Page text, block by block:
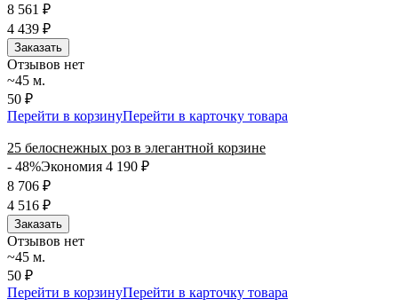
8 561 ₽
4 439 ₽
Заказать
Отзывов нет
~45 м.
50 ₽
Перейти в корзинуПерейти в карточку товара
25 белоснежных роз в элегантной корзине
- 48%Экономия 4 190 ₽
8 706 ₽
4 516 ₽
Заказать
Отзывов нет
~45 м.
50 ₽
Перейти в корзинуПерейти в карточку товара